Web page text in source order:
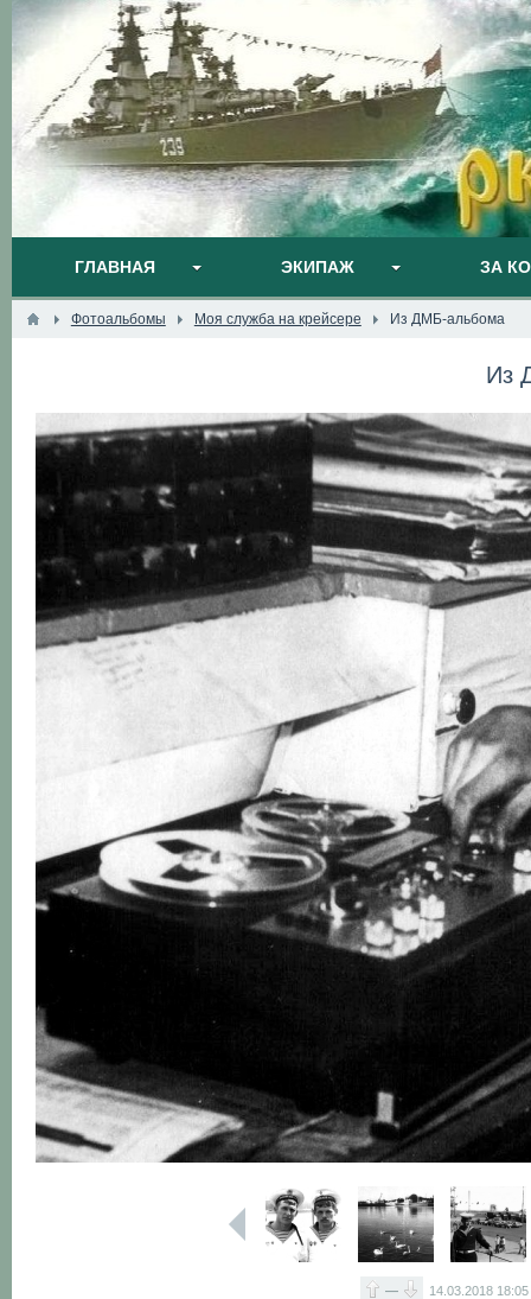
ГЛАВНАЯ ЭКИПАЖ ЗА
Фотоальбомы Моя служба на крейсере Из ДМБ-альбома
Из
— 14.03.2018 18:05